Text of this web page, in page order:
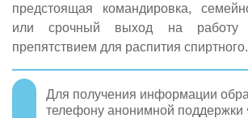
предстоящая командировка,
или срочный выход на работу
препятствием для распития спиртного.
Для получения информации
телефону анонимной поддержки